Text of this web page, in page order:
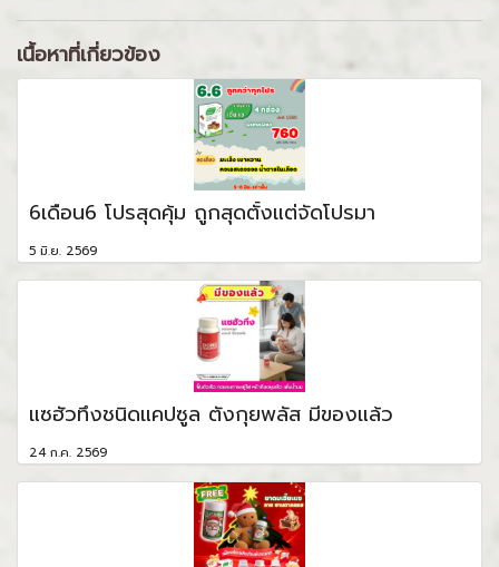
เนื้อหาที่เกี่ยวข้อง
6เดือน6 โปรสุดคุ้ม ถูกสุดตั้งแต่จัดโปรมา
5 มิ.ย. 2569
แซฮัวทึงชนิดแคปซูล ตังกุยพลัส มีของแล้ว
24 ก.ค. 2569